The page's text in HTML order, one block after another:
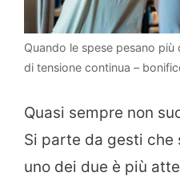
Quando le spese pesano
di tensione continua –
Quasi sempre non
Si parte da gesti che
uno dei due è più